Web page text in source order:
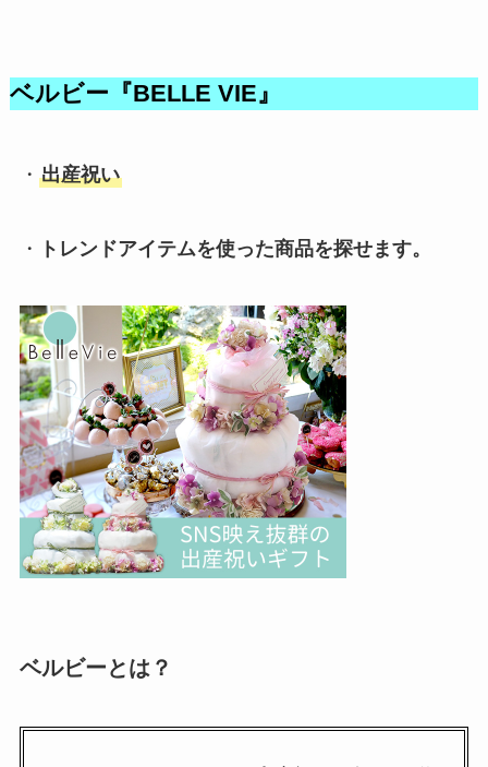
ベルビー『BELLE VIE』
・ 出産祝い
・ トレンドアイテムを使った商品を探せます。
ベルビーとは？